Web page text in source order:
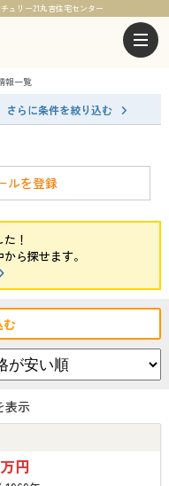
ュリー21丸吉住宅センター
報一覧
さらに条件を絞り込む
ルを登録
！
ら探せます。
表示
円